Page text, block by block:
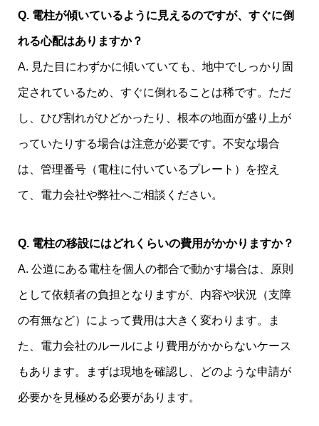
Q. 電柱が傾いているように見えるのですが、すぐに倒
れる心配はありますか？
A. 見た目にわずかに傾いていても、地中でしっかり固
定されているため、すぐに倒れることは稀です。ただ
し、ひび割れがひどかったり、根本の地面が盛り上が
っていたりする場合は注意が必要です。不安な場合
は、管理番号（電柱に付いているプレート）を控え
て、電力会社や弊社へご相談ください。
Q. 電柱の移設にはどれくらいの費用がかかりますか？
A. 公道にある電柱を個人の都合で動かす場合は、原則
として依頼者の負担となりますが、内容や状況（支障
の有無など）によって費用は大きく変わります。ま
た、電力会社のルールにより費用がかからないケース
もあります。まずは現地を確認し、どのような申請が
必要かを見極める必要があります。